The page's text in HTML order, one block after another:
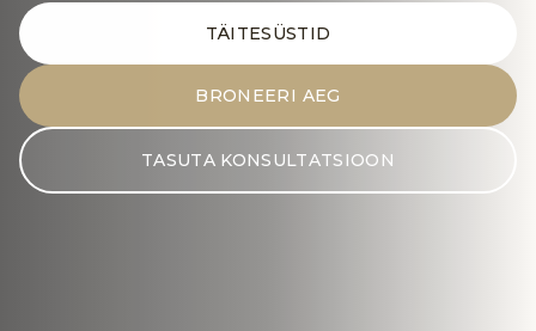
TÄITESÜSTID
BRONEERI AEG
TASUTA KONSULTATSIOON